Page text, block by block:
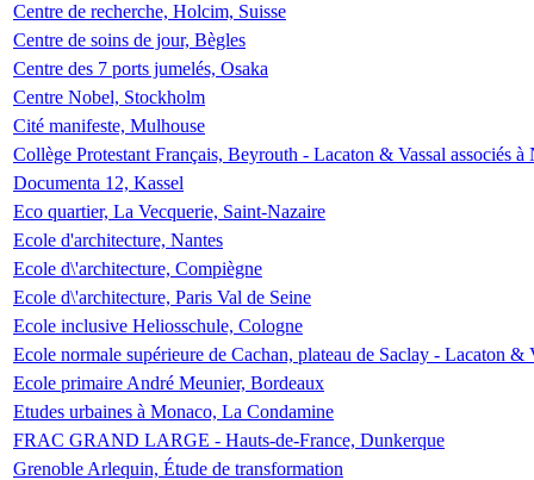
Centre de recherche, Holcim, Suisse
Centre de soins de jour, Bègles
Centre des 7 ports jumelés, Osaka
Centre Nobel, Stockholm
Cité manifeste, Mulhouse
Collège Protestant Français, Beyrouth - Lacaton & Vassal associés
Documenta 12, Kassel
Eco quartier, La Vecquerie, Saint-Nazaire
Ecole d'architecture, Nantes
Ecole d\'architecture, Compiègne
Ecole d\'architecture, Paris Val de Seine
Ecole inclusive Heliosschule, Cologne
Ecole normale supérieure de Cachan, plateau de Saclay - Lacaton &
Ecole primaire André Meunier, Bordeaux
Etudes urbaines à Monaco, La Condamine
FRAC GRAND LARGE - Hauts-de-France, Dunkerque
Grenoble Arlequin, Étude de transformation